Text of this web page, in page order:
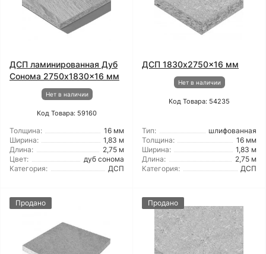
ДСП ламинированная Дуб
Сонома 2750x1830x16 мм
Нет в наличии
Код Товара: 59160
Толщина:
16 мм
Ширина:
1,83 м
Длина:
2,75 м
Цвет:
дуб сонома
Категория:
ДСП
ДСП 1830x2750x16 мм
Нет в наличии
Код Товара: 54235
Тип:
шлифованная
Толщина:
16 мм
Ширина:
1,83 м
Длина:
2,75 м
Категория:
ДСП
Продано Продано